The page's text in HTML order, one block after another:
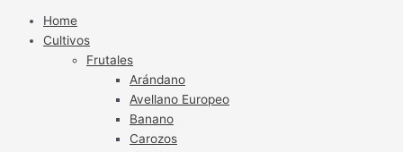
Home
Cultivos
Frutales
Arándano
Avellano Europeo
Banano
Carozos